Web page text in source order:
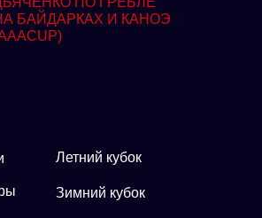
БАЙДАРКАХ И КАНОЭ
Летний кубок
Зимний кубок